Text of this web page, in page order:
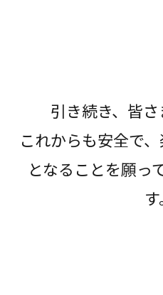
引き続き、皆
これからも安全で
となることを願っ
す